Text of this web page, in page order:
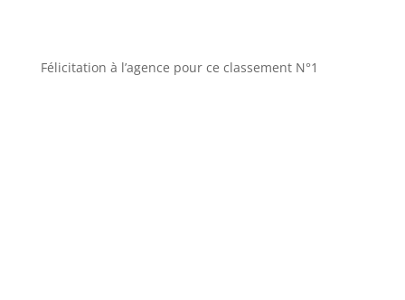
Félicitation à l’agence pour ce classement N°1